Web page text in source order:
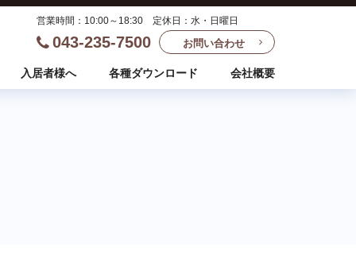
営業時間：10:00～18:30 定休日：水・日曜日
043-235-7500 お問い合わせ
入居者様へ 各種ダウンロード 会社概要